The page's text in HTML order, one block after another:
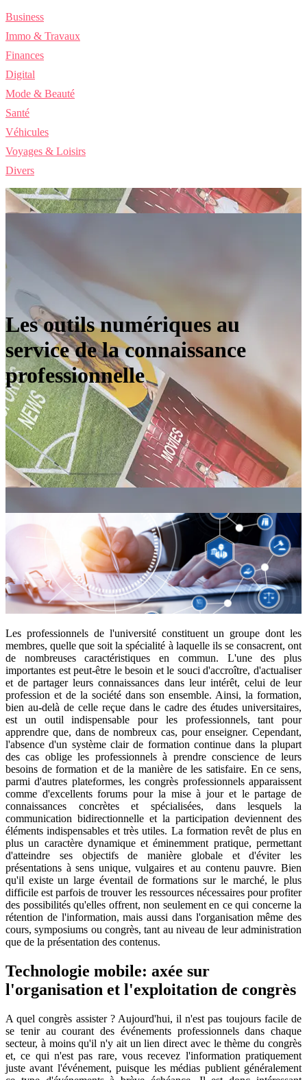
Business
Immo & Travaux
Finances
Digital
Mode & Beauté
Santé
Véhicules
Voyages & Loisirs
Divers
Les outils numériques au
service de la connaissance
professionnelle
Les professionnels de l'université constituent un groupe dont les
membres, quelle que soit la spécialité à laquelle ils se consacrent, ont
de nombreuses caractéristiques en commun. L'une des plus
importantes est peut-être le besoin et le souci d'accroître, d'actualiser
et de partager leurs connaissances dans leur intérêt, celui de leur
profession et de la société dans son ensemble. Ainsi, la formation,
bien au-delà de celle reçue dans le cadre des études universitaires,
est un outil indispensable pour les professionnels, tant pour
apprendre que, dans de nombreux cas, pour enseigner. Cependant,
l'absence d'un système clair de formation continue dans la plupart
des cas oblige les professionnels à prendre conscience de leurs
besoins de formation et de la manière de les satisfaire. En ce sens,
parmi d'autres plateformes, les congrès professionnels apparaissent
comme d'excellents forums pour la mise à jour et le partage de
connaissances concrètes et spécialisées, dans lesquels la
communication bidirectionnelle et la participation deviennent des
éléments indispensables et très utiles. La formation revêt de plus en
plus un caractère dynamique et éminemment pratique, permettant
d'atteindre ses objectifs de manière globale et d'éviter les
présentations à sens unique, vulgaires et au contenu pauvre. Bien
qu'il existe un large éventail de formations sur le marché, le plus
difficile est parfois de trouver les ressources nécessaires pour profiter
des possibilités qu'elles offrent, non seulement en ce qui concerne la
rétention de l'information, mais aussi dans l'organisation même des
cours, symposiums ou congrès, tant au niveau de leur administration
que de la présentation des contenus.
Technologie mobile: axée sur
l'organisation et l'exploitation de congrès
A quel congrès assister ? Aujourd'hui, il n'est pas toujours facile de
se tenir au courant des événements professionnels dans chaque
secteur, à moins qu'il n'y ait un lien direct avec le thème du congrès
et, ce qui n'est pas rare, vous recevez l'information pratiquement
juste avant l'événement, puisque les médias publient généralement